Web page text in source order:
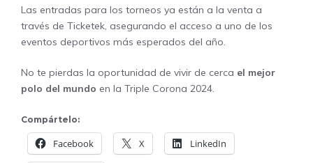
Las entradas para los torneos ya están a la venta a
través de Ticketek, asegurando el acceso a uno de los
eventos deportivos más esperados del año.
No te pierdas la oportunidad de vivir de cerca el mejor
polo del mundo en la Triple Corona 2024.
Compártelo:
Facebook X LinkedIn